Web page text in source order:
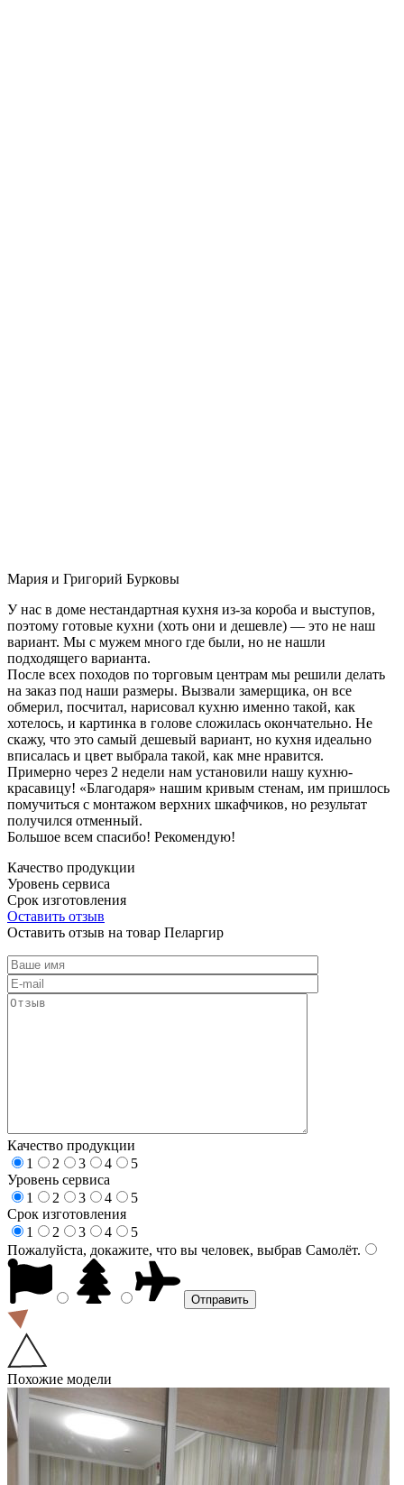
Мария и Григорий Бурковы
У нас в доме нестандартная кухня из-за короба и выступов,
поэтому готовые кухни (хоть они и дешевле) — это не наш
вариант. Мы с мужем много где были, но не нашли
подходящего варианта.
После всех походов по торговым центрам мы решили делать
на заказ под наши размеры. Вызвали замерщика, он все
обмерил, посчитал, нарисовал кухню именно такой, как
хотелось, и картинка в голове сложилась окончательно. Не
скажу, что это самый дешевый вариант, но кухня идеально
вписалась и цвет выбрала такой, как мне нравится.
Примерно через 2 недели нам установили нашу кухню-
красавицу! «Благодаря» нашим кривым стенам, им пришлось
помучиться с монтажом верхних шкафчиков, но результат
получился отменный.
Большое всем спасибо! Рекомендую!
Качество продукции
Уровень сервиса
Срок изготовления
Оставить отзыв
Оставить отзыв на товар Пеларгир
Качество продукции
1
2 3 4
5
Уровень сервиса
1
2 3 4
5
Срок изготовления
1
2 3 4
5
Пожалуйста, докажите, что вы человек, выбрав Самолёт.
Похожие модели